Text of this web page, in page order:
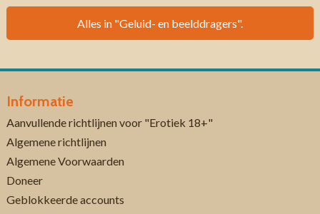
Alles in "Geluid- en beelddragers".
Informatie
Aanvullende richtlijnen voor "Erotiek 18+"
Algemene richtlijnen
Algemene Voorwaarden
Doneer
Geblokkeerde accounts